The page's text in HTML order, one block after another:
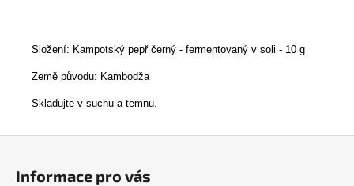
Složení: Kampotský pepř černý - fermentovaný v soli - 10 g
Země původu: Kambodža
Skladujte v suchu a temnu.
Informace pro vás